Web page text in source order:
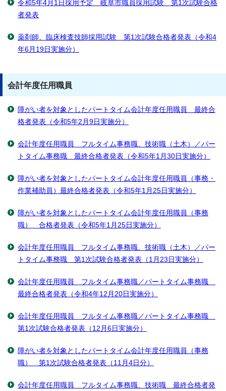
令和5年4月1日採用予定 岐阜市職員採用試験 第1次試験合格
者発表
薬剤師、臨床検査技師採用試験 第1次試験合格者発表（令和4
年6月19日実施分）
会計年度任用職員
障がい者を対象としたパートタイム会計年度任用職員 最終合
格者発表（令和5年2月9日実施分）
会計年度任用職員 フルタイム事務職、技術職（土木）／パー
トタイム事務職 最終合格者発表（令和5年1月30日実施分）
障がい者を対象としたパートタイム会計年度任用職員（事務・
作業補助員）最終合格者発表（令和5年1月25日実施分）
障がい者を対象としたパートタイム会計年度任用職員（事務
職） 合格者発表（令和5年1月25日実施分）
会計年度任用職員 フルタイム事務職、技術職（土木）／パー
トタイム事務職 第1次試験合格者発表（1月23日実施分）
会計年度任用職員 フルタイム事務職／パートタイム事務職
最終合格者発表（令和4年12月20日実施分）
会計年度任用職員 フルタイム事務職／パートタイム事務職
第1次試験合格者発表（12月6日実施分）
障がい者を対象としたパートタイム会計年度任用職員（事務
職） 第1次試験合格者発表（11月4日分）
会計年度任用職員 フルタイム事務職、技術職 最終合格者発